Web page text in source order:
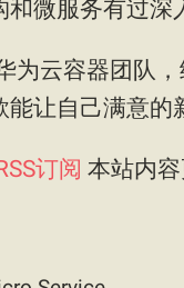
微服务有过深
为云容器团队
能让自己满意的
订阅 本站内容